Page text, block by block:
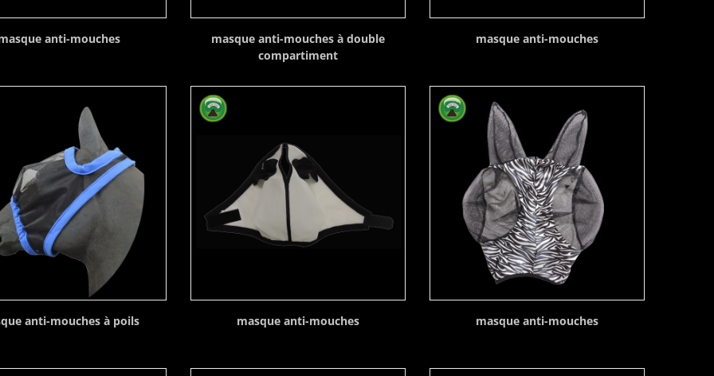
anti-mouches
masque anti-mouches à double
compartiment
masque anti-mouches
anti-mouches à poils masque anti-mouches masque anti-mouches